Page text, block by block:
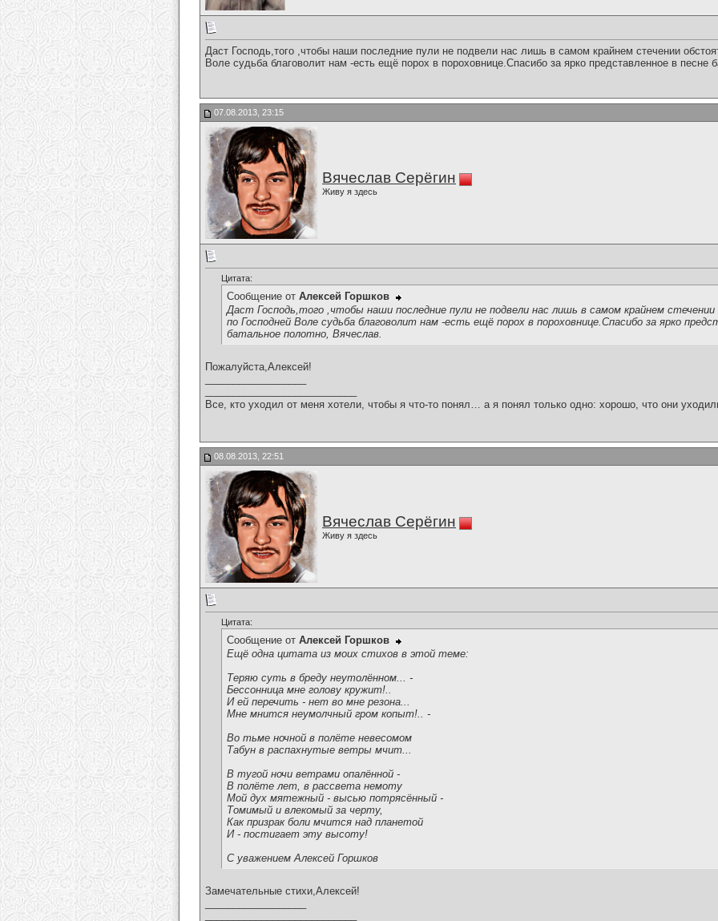
Даст Господь,того ,чтобы наши последние пули не подвели нас лишь в самом крайнем стечении
Воле судьба благоволит нам -есть ещё порох в пороховнице.Спасибо за ярко представленное в песне
07.08.2013, 23:15
Вячеслав Серёгин
Живу я здесь
Цитата:
Сообщение от Алексей Горшков
Даст Господь,того ,чтобы наши последние пули не подвели нас лишь в самом крайнем
по Господней Воле судьба благоволит нам -есть ещё порох в пороховнице.Спасибо за ярко
батальное полотно, Вячеслав.
Пожалуйста,Алексей!
Все, кто уходил от меня хотели, чтобы я что-то понял… а я понял только одно: хорошо, что они
08.08.2013, 22:51
Вячеслав Серёгин
Живу я здесь
Цитата:
Сообщение от Алексей Горшков
Ещё одна цитата из моих стихов в этой теме:
Теряю суть в бреду неутолённом... -
Бессонница мне голову кружит!..
И ей перечить - нет во мне резона...
Мне мнится неумолчный гром копыт!.. -
Во тьме ночной в полёте невесомом
Табун в распахнутые ветры мчит...
В тугой ночи ветрами опалённой -
В полёте лет, в рассвета немоту
Мой дух мятежный - высью потрясённый -
Томимый и влекомый за черту,
Как призрак боли мчится над планетой
И - постигает эту высоту!
С уважением Алексей Горшков
Замечательные стихи,Алексей!